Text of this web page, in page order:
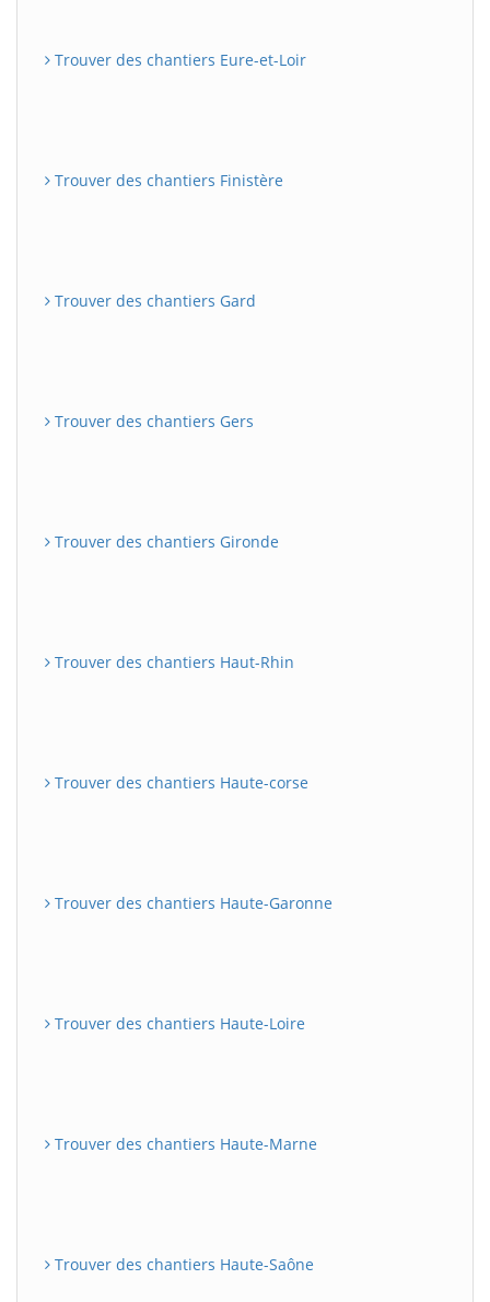
Trouver des chantiers Eure-et-Loir
Trouver des chantiers Finistère
Trouver des chantiers Gard
Trouver des chantiers Gers
Trouver des chantiers Gironde
Trouver des chantiers Haut-Rhin
Trouver des chantiers Haute-corse
Trouver des chantiers Haute-Garonne
Trouver des chantiers Haute-Loire
Trouver des chantiers Haute-Marne
Trouver des chantiers Haute-Saône